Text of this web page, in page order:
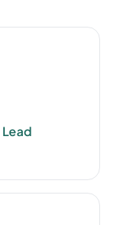
Lead